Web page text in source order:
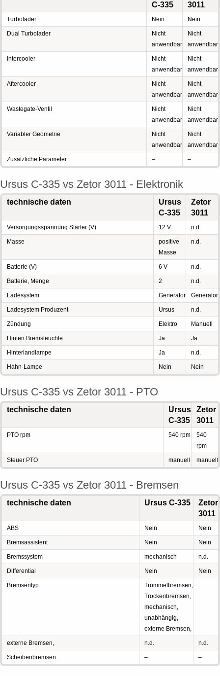
C-335 3011
Turbolader Nein Nein
Dual Turbolader
Nicht
anwendbar
Nicht
anwendbar
Intercooler
Nicht
anwendbar
Nicht
anwendbar
Aftercooler
Nicht
anwendbar
Nicht
anwendbar
Wastegate-Ventil
Nicht
anwendbar
Nicht
anwendbar
Variabler Geometrie
Nicht
anwendbar
Nicht
anwendbar
Zusätzliche Parameter – –
Ursus C-335 vs Zetor 3011 - Elektronik
technische daten
Ursus
C-335
Zetor
3011
Versorgungsspannung Starter (V) 12 V n.d.
Masse
positive
Masse
n.d.
Batterie (V) 6 V n.d.
Batterie, Menge 2 n.d.
Ladesystem Generator Generator
Ladesystem Produzent Ursus n.d.
Zündung Elektro Manuell
Hinten Bremsleuchte Ja Ja
Hinterlandlampe Ja n.d.
Hahn-Lampe Nein Nein
Ursus C-335 vs Zetor 3011 - PTO
technische daten
Ursus
C-335
Zetor
3011
PTO rpm 540 rpm
540
rpm
Steuer PTO manuell manuell
Ursus C-335 vs Zetor 3011 - Bremsen
technische daten Ursus C-335
Zetor
3011
ABS Nein Nein
Bremsassistent Nein Nein
Bremssystem mechanisch n.d.
Differential Nein Nein
Bremsentyp
Trommelbremsen,
Trockenbremsen,
mechanisch,
unabhängig,
externe Bremsen,
externe Bremsen, n.d. n.d.
Scheibenbremsen – –